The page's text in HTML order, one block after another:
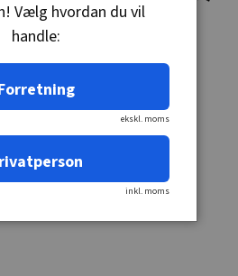
Vælg hvordan du vil
handle:
ekskl. moms
inkl. moms